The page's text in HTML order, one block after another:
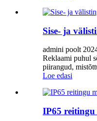
Sise- ja
admini poolt
Reklaami puhul
piirangud,
Loe edasi
IP65 reitingu